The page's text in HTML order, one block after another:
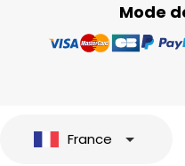
Mode
France